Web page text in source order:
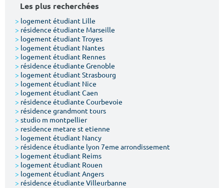
Votre date d'entrée
Chercher
Les plus recherchées
> logement étudiant Lille
> résidence étudiante Marseille
> logement étudiant Troyes
> logement étudiant Nantes
> logement étudiant Rennes
> résidence étudiante Grenoble
> logement étudiant Strasbourg
> logement étudiant Nice
> logement étudiant Caen
> résidence étudiante Courbevoie
> résidence grandmont tours
> studio m montpellier
> residence metare st etienne
> logement étudiant Nancy
> résidence étudiante lyon 7eme arrondissement
> logement étudiant Reims
> logement étudiant Rouen
> logement étudiant Angers
> résidence étudiante Villeurbanne